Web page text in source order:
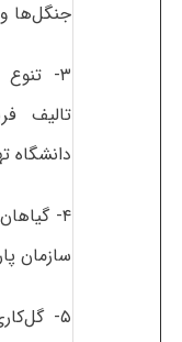
جنگل‌ها و
۳-
تالیف
دانشگاه
۴-
سازمان
۵-